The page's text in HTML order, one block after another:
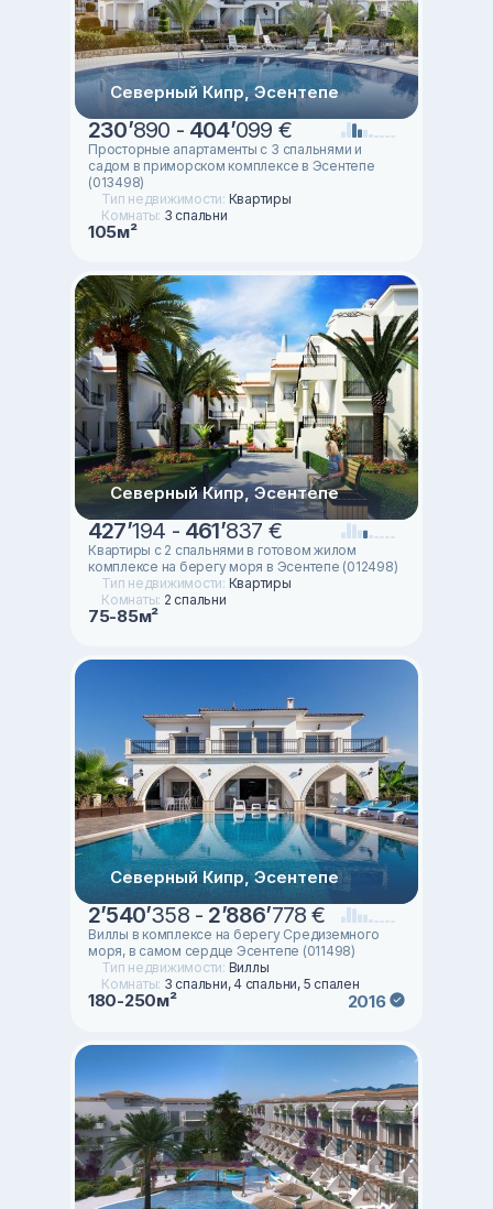
Северный Кипр, Эсентепе
230’890 - 404’099 €
Просторные апартаменты с 3 спальнями и
садом в приморском комплексе в Эсентепе
(013498)
Тип недвижимости: Квартиры
Комнаты: 3 спальни
105м²
Северный Кипр, Эсентепе
427’194 - 461’837 €
Квартиры с 2 спальнями в готовом жилом
комплексе на берегу моря в Эсентепе (012498)
Тип недвижимости: Квартиры
Комнаты: 2 спальни
75-85м²
Северный Кипр, Эсентепе
2’540’358 - 2’886’778 €
Виллы в комплексе на берегу Средиземного
моря, в самом сердце Эсентепе (011498)
Тип недвижимости: Виллы
Комнаты: 3 спальни, 4 спальни, 5 спален
180-250м² 2016